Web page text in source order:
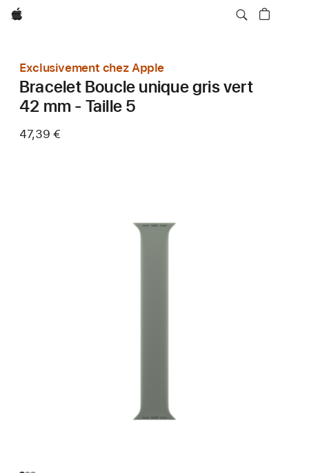
Apple
Exclusivement chez Apple
Bracelet Boucle unique gris vert
42 mm - Taille 5
47,39 €